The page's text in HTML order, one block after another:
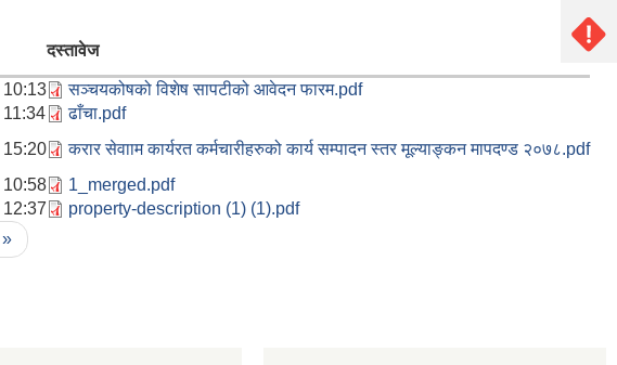
दस्तावेज
सञ्चयकोषको विशेष सापटीको आवेदन फारम.pdf
ढाँचा.pdf
करार सेवााम कार्यरत कर्मचारीहरुको कार्य सम्पादन स्तर मूल्याङ्कन मापदण्ड २०७८.pdf
1_merged.pdf
property-description (1) (1).pdf
»